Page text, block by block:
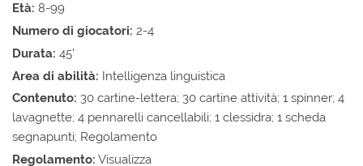
Età: 8-99
Numero di giocatori: 2-4
Durata: 45'
Area di abilità: Intelligenza linguistica
Contenuto: 30 cartine-lettera; 30 cartine attività; 1 spinner; 4
lavagnette; 4 pennarelli cancellabili; 1 clessidra; 1 scheda
segnapunti; Regolamento
Regolamento: Visualizza